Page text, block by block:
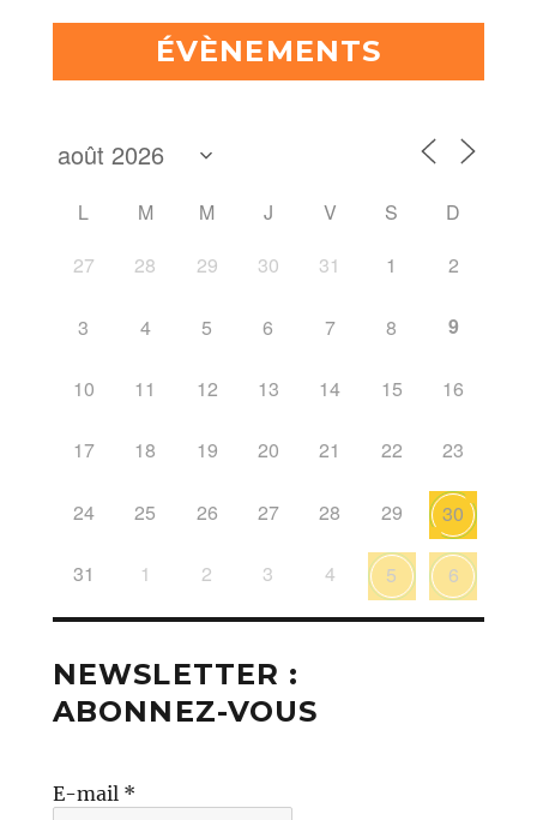
ÉVÈNEMENTS
L M M J V S
D
27
28 29 30 31 1 2
3 4 5 6 7 8 9
10 11 12 13 14 15 16
17 18 19 20 21 22 23
24 25 26 27 28 29 30
31 1 2 3 4 5 6
NEWSLETTER :
ABONNEZ-VOUS
E-mail *